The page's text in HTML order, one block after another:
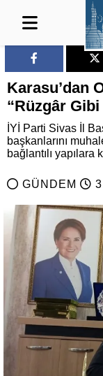
Karasu’dan
“Rüzgâr
İYİ Parti Sivas İl
başkanlarını
bağlantılı
GÜNDEM